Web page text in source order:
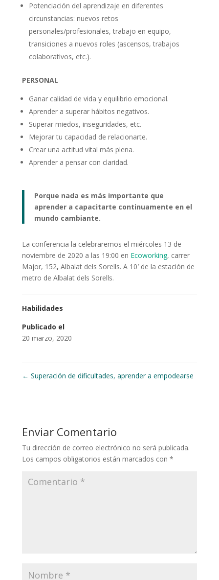
Potenciación del aprendizaje en diferentes
circunstancias: nuevos retos
personales/profesionales, trabajo en equipo,
transiciones a nuevos roles (ascensos, trabajos
colaborativos, etc.).
PERSONAL
Ganar calidad de vida y equilibrio emocional.
Aprender a superar hábitos negativos.
Superar miedos, inseguridades, etc.
Mejorar tu capacidad de relacionarte.
Crear una actitud vital más plena.
Aprender a pensar con claridad.
Porque nada es más importante que
aprender a capacitarte continuamente en el
mundo cambiante.
La conferencia la celebraremos el miércoles 13 de
noviembre de 2020 a las 19:00 en Ecoworking, carrer
Major, 152, Albalat dels Sorells. A 10′ de la estación de
metro de Albalat dels Sorells.
Habilidades
Publicado el
20 marzo, 2020
← Superación de dificultades, aprender a empodearse
Enviar Comentario
Tu dirección de correo electrónico no será publicada.
Los campos obligatorios están marcados con *